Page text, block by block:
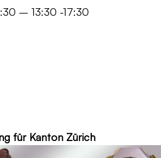
-17:30
Zürich